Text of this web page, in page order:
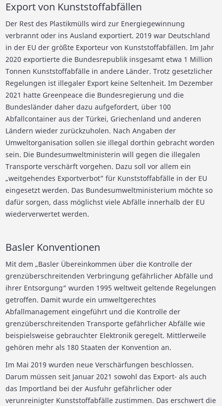
Export von Kunststoffabfällen
Der Rest des Plastikmülls wird zur Energiegewinnung
verbrannt oder ins Ausland exportiert. 2019 war Deutschland
in der EU der größte Exporteur von Kunststoffabfällen. Im Jahr
2020 exportierte die Bundesrepublik insgesamt etwa 1 Million
Tonnen Kunststoffabfälle in andere Länder. Trotz gesetzlicher
Regelungen ist illegaler Export keine Seltenheit. Im Dezember
2021 hatte Greenpeace die Bundesregierung und die
Bundesländer daher dazu aufgefordert, über 100
Abfallcontainer aus der Türkei, Griechenland und anderen
Ländern wieder zurückzuholen. Nach Angaben der
Umweltorganisation sollen sie illegal dorthin gebracht worden
sein. Die Bundesumweltministerin will gegen die illegalen
Transporte verschärft vorgehen. Dazu soll vor allem ein
„weitgehendes Exportverbot” für Kunststoffabfälle in der EU
eingesetzt werden. Das Bundesumweltministerium möchte so
dafür sorgen, dass möglichst viele Abfälle innerhalb der EU
wiederverwertet werden.
Basler Konventionen
Mit dem „Basler Übereinkommen über die Kontrolle der
grenzüberschreitenden Verbringung gefährlicher Abfälle und
ihrer Entsorgung“ wurden 1995 weltweit geltende Regelungen
getroffen. Damit wurde ein umweltgerechtes
Abfallmanagement eingeführt und die Kontrolle der
grenzüberschreitenden Transporte gefährlicher Abfälle wie
beispielsweise gebrauchter Elektronik geregelt. Mittlerweile
gehören mehr als 180 Staaten der Konvention an.
Im Mai 2019 wurden neue Verschärfungen beschlossen.
Darum müssen seit Januar 2021 sowohl das Export- als auch
das Importland bei der Ausfuhr gefährlicher oder
verunreinigter Kunststoffabfälle zustimmen. Das erschwert die